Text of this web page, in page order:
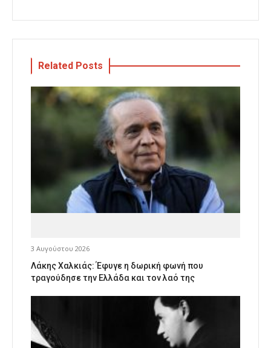
Related Posts
3 Αυγούστου 2026
Λάκης Χαλκιάς: Έφυγε η δωρική φωνή που
τραγούδησε την Ελλάδα και τον λαό της